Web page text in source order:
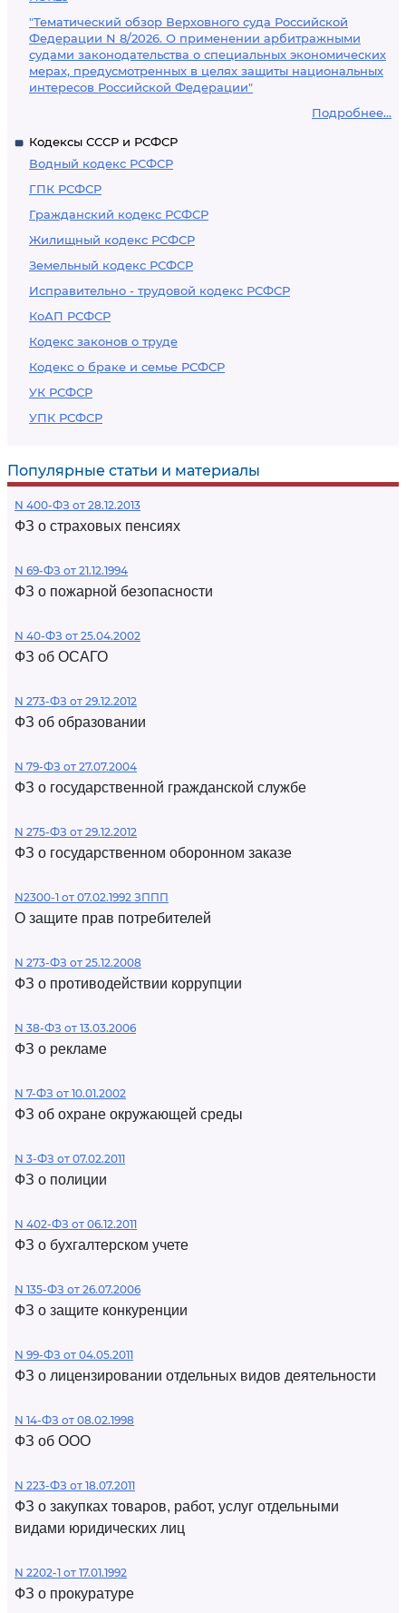
"Тематический обзор Верховного суда Российской
Федерации N 8/2026. О применении арбитражными
судами законодательства о специальных экономических
мерах, предусмотренных в целях защиты национальных
интересов Российской Федерации"
Подробнее...
Кодексы СССР и РСФСР
Водный кодекс РСФСР
ГПК РСФСР
Гражданский кодекс РСФСР
Жилищный кодекс РСФСР
Земельный кодекс РСФСР
Исправительно - трудовой кодекс РСФСР
КоАП РСФСР
Кодекс законов о труде
Кодекс о браке и семье РСФСР
УК РСФСР
УПК РСФСР
Популярные статьи и материалы
N 400-ФЗ от 28.12.2013
ФЗ о страховых пенсиях
N 69-ФЗ от 21.12.1994
ФЗ о пожарной безопасности
N 40-ФЗ от 25.04.2002
ФЗ об ОСАГО
N 273-ФЗ от 29.12.2012
ФЗ об образовании
N 79-ФЗ от 27.07.2004
ФЗ о государственной гражданской службе
N 275-ФЗ от 29.12.2012
ФЗ о государственном оборонном заказе
N2300-1 от 07.02.1992 ЗППП
О защите прав потребителей
N 273-ФЗ от 25.12.2008
ФЗ о противодействии коррупции
N 38-ФЗ от 13.03.2006
ФЗ о рекламе
N 7-ФЗ от 10.01.2002
ФЗ об охране окружающей среды
N 3-ФЗ от 07.02.2011
ФЗ о полиции
N 402-ФЗ от 06.12.2011
ФЗ о бухгалтерском учете
N 135-ФЗ от 26.07.2006
ФЗ о защите конкуренции
N 99-ФЗ от 04.05.2011
ФЗ о лицензировании отдельных видов деятельности
N 14-ФЗ от 08.02.1998
ФЗ об ООО
N 223-ФЗ от 18.07.2011
ФЗ о закупках товаров, работ, услуг отдельными
видами юридических лиц
N 2202-1 от 17.01.1992
ФЗ о прокуратуре